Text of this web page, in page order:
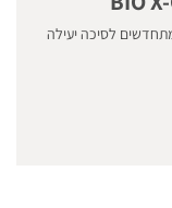
לסיכה יעילה